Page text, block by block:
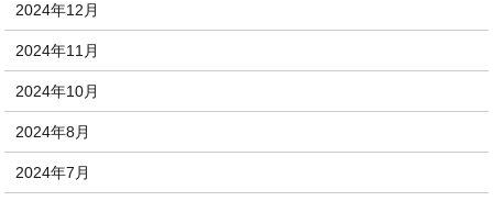
2024年12月
2024年11月
2024年10月
2024年8月
2024年7月